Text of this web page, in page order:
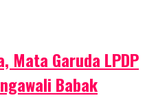
Mata Garuda LPDP
Babak